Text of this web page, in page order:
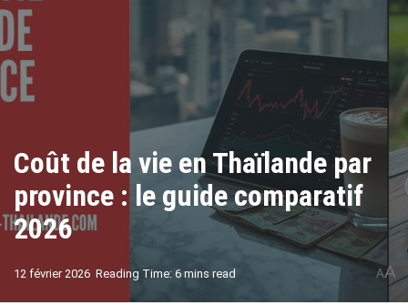
Coût de la vie en Thaïlande par
province : le guide comparatif
2026
12 février 2026 Reading Time: 6 mins read AA